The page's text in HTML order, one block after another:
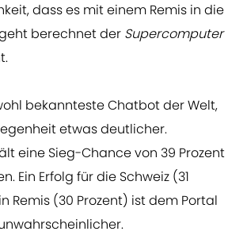
dass es mit einem Remis in die
berechnet der Supercomputer
bekannteste Chatbot der Welt,
etwas deutlicher.
eine Sieg-Chance von 39 Prozent
Ein Erfolg für die Schweiz (31
Remis (30 Prozent) ist dem Portal